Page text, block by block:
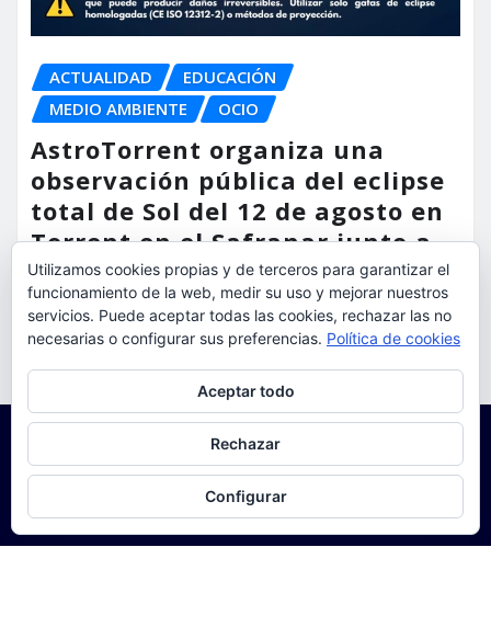
ACTUALIDAD
EDUCACIÓN
MEDIO AMBIENTE
OCIO
AstroTorrent organiza una
observación pública del eclipse
total de Sol del 12 de agosto en
Torrent en el Safranar junto a
las vías del AVE
torrent al dia Ago 5, 2026
Utilizamos cookies propias y de terceros para garantizar el
funcionamiento de la web, medir su uso y mejorar nuestros
servicios. Puede aceptar todas las cookies, rechazar las no
necesarias o configurar sus preferencias. Política de cookies
Aceptar todo
Rechazar
Configurar
Para obtener más información, incluido cómo gestionar las cookies,